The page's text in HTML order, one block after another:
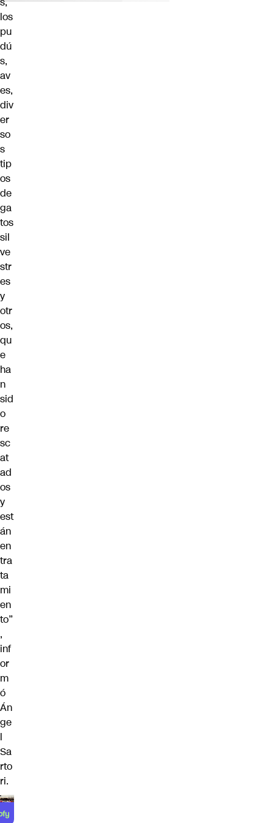
los
pu
dú
s,
av
es,
div
er
so
s
tip
os
de
ga
tos
sil
ve
str
es
y
otr
os,
qu
e
ha
n
sid
o
re
sc
at
ad
os
y
est
án
en
tra
ta
mi
en
to”
,
inf
or
m
ó
Án
ge
l
Sa
rto
ri.